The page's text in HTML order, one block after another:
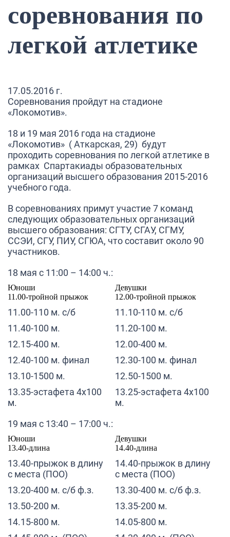
соревнования по
легкой атлетике
17.05.2016 г.
Соревнования пройдут на стадионе
«Локомотив».
18 и 19 мая 2016 года на стадионе
«Локомотив» ( Аткарская, 29) будут
проходить соревнования по легкой атлетике в
рамках Спартакиады образовательных
организаций высшего образования 2015-2016
учебного года.
В соревнованиях примут участие 7 команд
следующих образовательных организаций
высшего образования: СГТУ, СГАУ, СГМУ,
ССЭИ, СГУ, ПИУ, СГЮА, что составит около 90
участников.
18 мая с 11:00 – 14:00 ч.:
Юноши
Девушки
11.00-тройной прыжок
11.00-110 м. с/б
11.40-100 м.
12.15-400 м.
12.40-100 м. финал
13.10-1500 м.
13.35-эстафета 4х100
м.
12.00-тройной прыжок
11.10-110 м. с/б
11.20-100 м.
12.00-400 м.
12.30-100 м. финал
12.50-1500 м.
13.25-эстафета 4х100
м.
19 мая с 13:40 – 17:00 ч.:
Юноши
Девушки
13.40-длина
13.40-прыжок в длину
с места (ПОО)
13.20-400 м. с/б ф.з.
13.50-200 м.
14.15-800 м.
14.40-длина
14.40-прыжок в длину
с места (ПОО)
13.30-400 м. с/б ф.з.
13.35-200 м.
14.05-800 м.